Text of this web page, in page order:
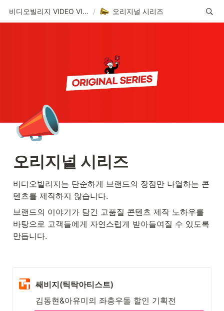
비디오빌리지 VIDEO VILLAGE / 오리지널 시리즈
📣
오리지널 시리즈
비디오빌리지는 단순하게 브랜드의 장점만 나열하는 콘
텐츠를 제작하지 않습니다.
브랜드의 이야기가 담긴 고품질 콘텐츠 제작 노하우를
바탕으로 고객들에게 자연스럽게 받아들여질 수 있도록
만듭니다.
쌔비지(틱탁아티스트)
김동현&아유미의 좌충우돌 할인 기획전